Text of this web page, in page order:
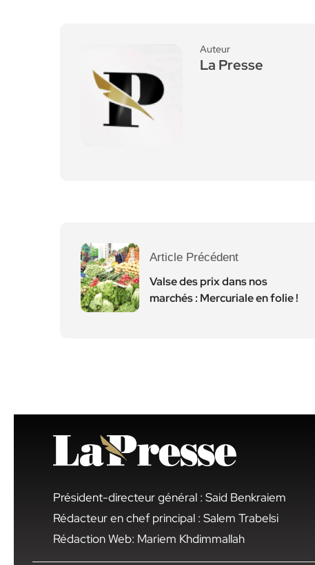
Auteur
La Presse
Article Précédent
Valse des prix dans nos
marchés : Mercuriale en folie !
Président-directeur général : Said Benkraiem
Rédacteur en chef principal : Salem Trabelsi
Rédaction Web: Mariem Khdimmallah